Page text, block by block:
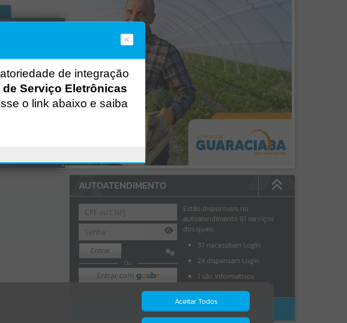
AUTOATENDIMENTO
Entrar
OU
Recuperar Senha
Estão disponíveis no
autoatendimento 61 serviços
dos quais...
37 necessitam Login
24 dispensam Login
1 são informativos
ACESSAR SEM LOGIN
Aceitar Todos
de integração
de Serviço Eletrônicas
o link abaixo e saiba
cidadao/p